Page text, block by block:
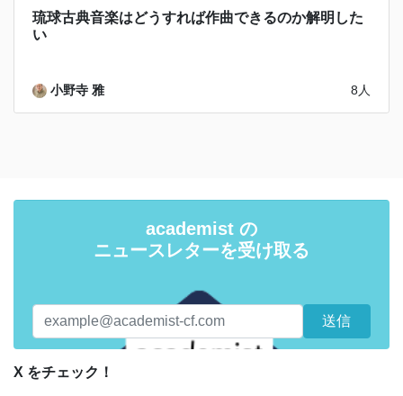
琉球古典音楽はどうすれば作曲できるのか解明した
い
小野寺 雅 8人
academist の
ニュースレターを受け取る
X をチェック！